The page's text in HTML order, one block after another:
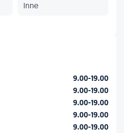
Inne
9.00-19.00
9.00-19.00
9.00-19.00
9.00-19.00
9.00-19.00